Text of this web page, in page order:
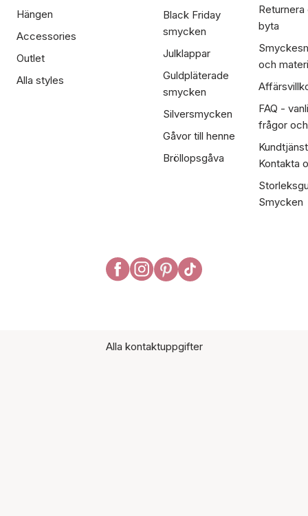
Hängen
Accessories
Outlet
Alla styles
Black Friday
smycken
Julklappar
Guldpläterade
smycken
Silversmycken
Gåvor till henne
Bröllopsgåva
Returnera
byta
och
FAQ -
frågor
Kontakta
Smycken
Alla kontaktuppgifter